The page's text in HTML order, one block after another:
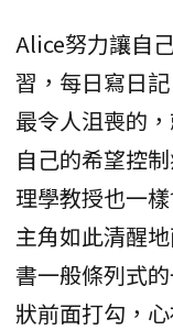
Alice努力讓自
習，每日寫日
最令人沮喪的
自己的希望控
理學教授也一
主角如此清醒
書一般條列式
狀前面打勾，